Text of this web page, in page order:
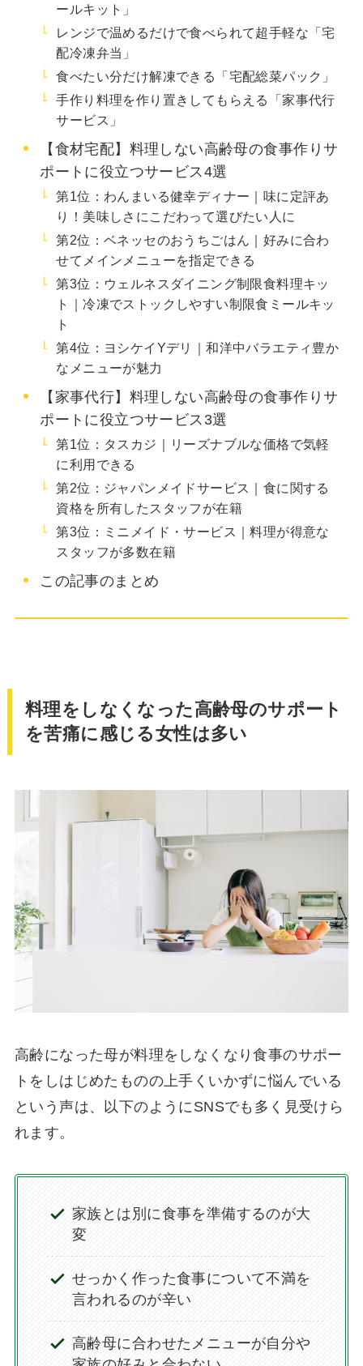
ールキット」
レンジで温めるだけで食べられて超手軽な「宅
配冷凍弁当」
食べたい分だけ解凍できる「宅配総菜パック」
手作り料理を作り置きしてもらえる「家事代行
サービス」
【食材宅配】料理しない高齢母の食事作りサ
ポートに役立つサービス4選
第1位：わんまいる健幸ディナー｜味に定評あ
り！美味しさにこだわって選びたい人に
第2位：ベネッセのおうちごはん｜好みに合わ
せてメインメニューを指定できる
第3位：ウェルネスダイニング制限食料理キッ
ト｜冷凍でストックしやすい制限食ミールキッ
ト
第4位：ヨシケイYデリ｜和洋中バラエティ豊か
なメニューが魅力
【家事代行】料理しない高齢母の食事作りサ
ポートに役立つサービス3選
第1位：タスカジ｜リーズナブルな価格で気軽
に利用できる
第2位：ジャパンメイドサービス｜食に関する
資格を所有したスタッフが在籍
第3位：ミニメイド・サービス｜料理が得意な
スタッフが多数在籍
この記事のまとめ
料理をしなくなった高齢母のサポート
を苦痛に感じる女性は多い
高齢になった母が料理をしなくなり食事のサポー
トをしはじめたものの上手くいかずに悩んでいる
という声は、以下のようにSNSでも多く見受けら
れます。
家族とは別に食事を準備するのが大
変
せっかく作った食事について不満を
言われるのが辛い
高齢母に合わせたメニューが自分や